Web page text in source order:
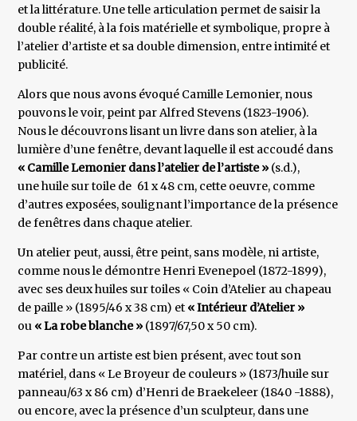
et la littérature. Une telle articulation permet de saisir la
double réalité, à la fois matérielle et symbolique, propre à
l’atelier d’artiste et sa double dimension, entre intimité et
publicité.
Alors que nous avons évoqué Camille Lemonier, nous
pouvons le voir, peint par Alfred Stevens (1823-1906).
Nous le découvrons lisant un livre dans son atelier, à la
lumière d’une fenêtre, devant laquelle il est accoudé dans
« Camille Lemonier dans l’atelier de l’artiste » (s.d.),
une huile sur toile de 61 x 48 cm, cette oeuvre, comme
d’autres exposées, soulignant l’importance de la présence
de fenêtres dans chaque atelier.
Un atelier peut, aussi, être peint, sans modèle, ni artiste,
comme nous le démontre Henri Evenepoel (1872-1899),
avec ses deux huiles sur toiles « Coin d’Atelier au chapeau
de paille » (1895/46 x 38 cm) et « Intérieur d’Atelier »
ou « La robe blanche » (1897/67,50 x 50 cm).
Par contre un artiste est bien présent, avec tout son
matériel, dans « Le Broyeur de couleurs » (1873/huile sur
panneau/63 x 86 cm) d’Henri de Braekeleer (1840 -1888),
ou encore, avec la présence d’un sculpteur, dans une